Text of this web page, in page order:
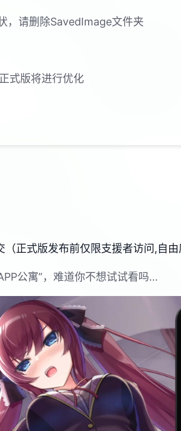
，请删除SavedImage文件夹
式版将进行优化
正式版发布前仅限支援者访问,自由
公寓”，难道你不想试试看吗…